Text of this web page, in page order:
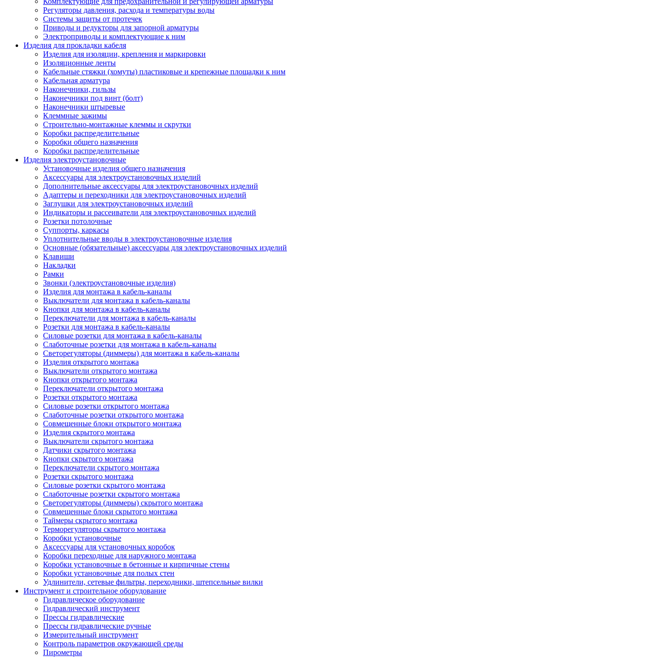
Регуляторы давления, расхода и температуры воды
Системы защиты от протечек
Приводы и редукторы для запорной арматуры
Электроприводы и комплектующие к ним
Изделия для прокладки кабеля
Изделия для изоляции, крепления и маркировки
Изоляционные ленты
Кабельные стяжки (хомуты) пластиковые и крепежные площадки к ним
Кабельная арматура
Наконечники, гильзы
Наконечники под винт (болт)
Наконечники штыревые
Клеммные зажимы
Строительно-монтажные клеммы и скрутки
Коробки распределительные
Коробки общего назначения
Коробки распределительные
Изделия электроустановочные
Установочные изделия общего назначения
Аксессуары для электроустановочных изделий
Дополнительные аксессуары для электроустановочных изделий
Адаптеры и переходники для электроустановочных изделий
Заглушки для электроустановочных изделий
Индикаторы и рассеиватели для электроустановочных изделий
Розетки потолочные
Суппорты, каркасы
Уплотнительные вводы в электроустановочные изделия
Основные (обязательные) аксессуары для электроустановочных изделий
Клавиши
Накладки
Рамки
Звонки (электроустановочные изделия)
Изделия для монтажа в кабель-каналы
Выключатели для монтажа в кабель-каналы
Кнопки для монтажа в кабель-каналы
Переключатели для монтажа в кабель-каналы
Розетки для монтажа в кабель-каналы
Силовые розетки для монтажа в кабель-каналы
Слаботочные розетки для монтажа в кабель-каналы
Светорегуляторы (диммеры) для монтажа в кабель-каналы
Изделия открытого монтажа
Выключатели открытого монтажа
Кнопки открытого монтажа
Переключатели открытого монтажа
Розетки открытого монтажа
Силовые розетки открытого монтажа
Слаботочные розетки открытого монтажа
Совмещенные блоки открытого монтажа
Изделия скрытого монтажа
Выключатели скрытого монтажа
Датчики скрытого монтажа
Кнопки скрытого монтажа
Переключатели скрытого монтажа
Розетки скрытого монтажа
Силовые розетки скрытого монтажа
Слаботочные розетки скрытого монтажа
Светорегуляторы (диммеры) скрытого монтажа
Совмещенные блоки скрытого монтажа
Таймеры скрытого монтажа
Терморегуляторы скрытого монтажа
Коробки установочные
Аксессуары для установочных коробок
Коробки переходные для наружного монтажа
Коробки установочные в бетонные и кирпичные стены
Коробки установочные для полых стен
Удлинители, сетевые фильтры, переходники, штепсельные вилки
Инструмент и строительное оборудование
Гидравлическое оборудование
Гидравлический инструмент
Прессы гидравлические
Прессы гидравлические ручные
Измерительный инструмент
Контроль параметров окружающей среды
Пирометры